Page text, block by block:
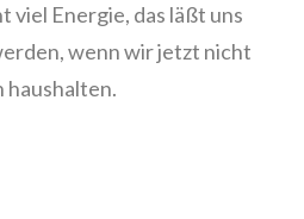
viel Energie, das läßt uns
wenn wir jetzt nicht
haushalten.